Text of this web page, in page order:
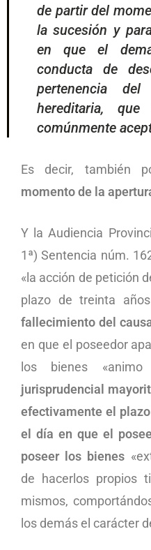
de partir del
la sucesión y
en que el
conducta de
pertenencia
hereditaria,
comúnmente
Es decir, también
momento de la
Y la Audiencia
1ª) Sentencia núm.
«la acción de petición
plazo de treinta
fallecimiento del
en que el poseedor
los bienes
jurisprudencial
efectivamente el
el día en que el
poseer los bienes
de hacerlos propios
mismos,
los demás el carácter